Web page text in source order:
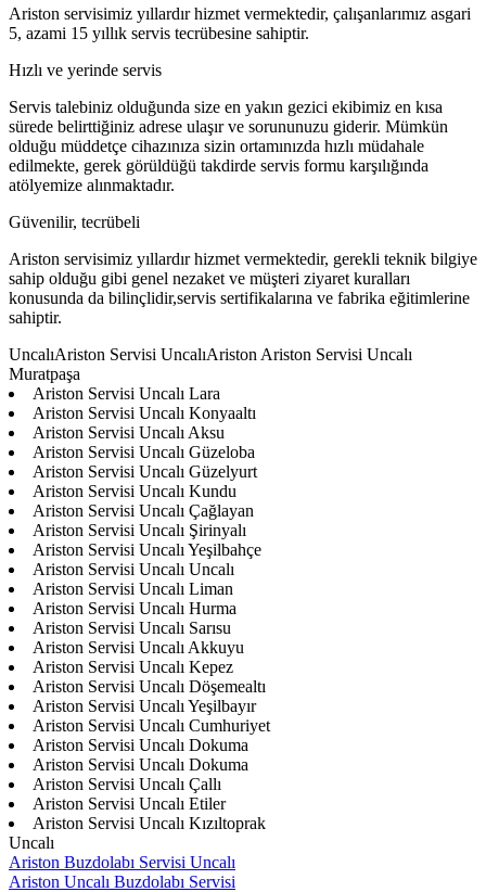
Ariston servisimiz yıllardır hizmet vermektedir, çalışanlarımız asgari
5, azami 15 yıllık servis tecrübesine sahiptir.
Hızlı ve yerinde servis
Servis talebiniz olduğunda size en yakın gezici ekibimiz en kısa
sürede belirttiğiniz adrese ulaşır ve sorununuzu giderir. Mümkün
olduğu müddetçe cihazınıza sizin ortamınızda hızlı müdahale
edilmekte, gerek görüldüğü takdirde servis formu karşılığında
atölyemize alınmaktadır.
Güvenilir, tecrübeli
Ariston servisimiz yıllardır hizmet vermektedir, gerekli teknik bilgiye
sahip olduğu gibi genel nezaket ve müşteri ziyaret kuralları
konusunda da bilinçlidir,servis sertifikalarına ve fabrika eğitimlerine
sahiptir.
UncalıAriston Servisi UncalıAriston Ariston Servisi Uncalı
Muratpaşa
Ariston Servisi Uncalı Lara
Ariston Servisi Uncalı Konyaaltı
Ariston Servisi Uncalı Aksu
Ariston Servisi Uncalı Güzeloba
Ariston Servisi Uncalı Güzelyurt
Ariston Servisi Uncalı Kundu
Ariston Servisi Uncalı Çağlayan
Ariston Servisi Uncalı Şirinyalı
Ariston Servisi Uncalı Yeşilbahçe
Ariston Servisi Uncalı Uncalı
Ariston Servisi Uncalı Liman
Ariston Servisi Uncalı Hurma
Ariston Servisi Uncalı Sarısu
Ariston Servisi Uncalı Akkuyu
Ariston Servisi Uncalı Kepez
Ariston Servisi Uncalı Döşemealtı
Ariston Servisi Uncalı Yeşilbayır
Ariston Servisi Uncalı Cumhuriyet
Ariston Servisi Uncalı Dokuma
Ariston Servisi Uncalı Dokuma
Ariston Servisi Uncalı Çallı
Ariston Servisi Uncalı Etiler
Ariston Servisi Uncalı Kızıltoprak
Uncalı
Ariston Buzdolabı Servisi Uncalı
Ariston Uncalı Buzdolabı Servisi